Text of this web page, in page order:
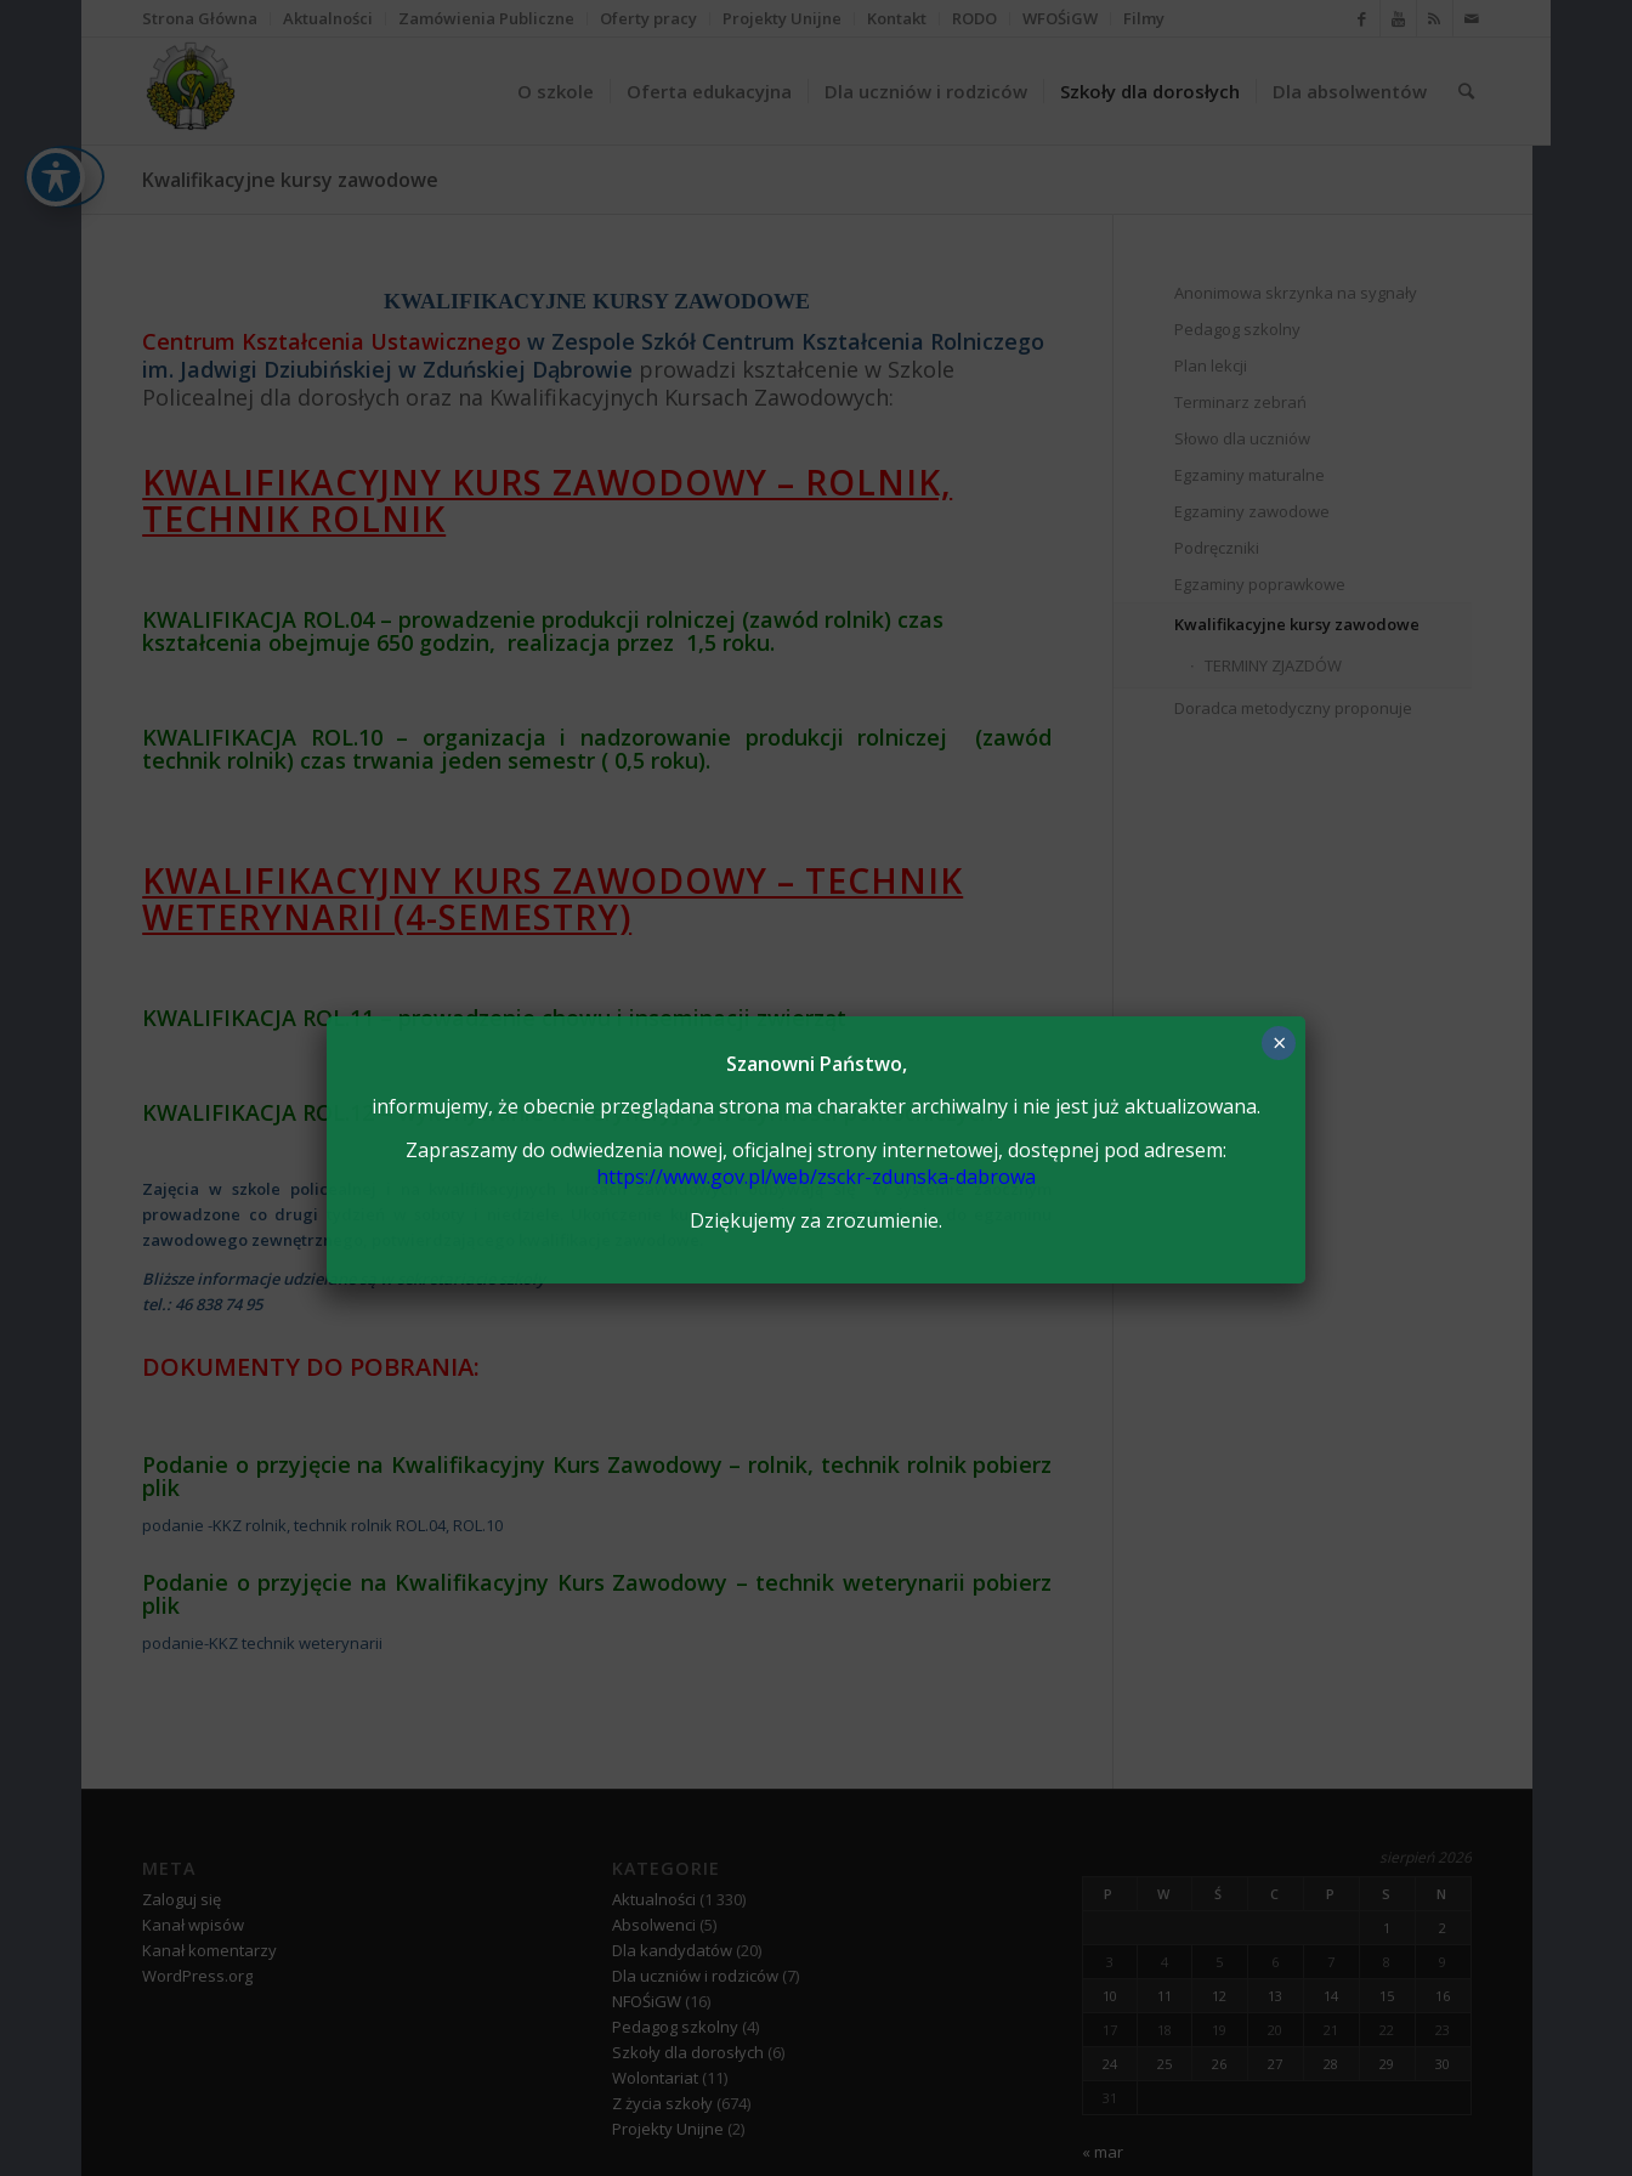
Strona Główna Aktualności Zamówienia Publiczne Oferty pracy Projekty Unijne Kontakt RODO WFOŚiGW Filmy
O szkole Oferta edukacyjna Dla uczniów i rodziców Szkoły dla dorosłych Dla absolwentów
Kwalifikacyjne kursy zawodowe
KWALIFIKACYJNE KURSY ZAWODOWE
Centrum Kształcenia Ustawicznego w Zespole Szkół Centrum Kształcenia Rolniczego
im. Jadwigi Dziubińskiej w Zduńskiej Dąbrowie prowadzi kształcenie w Szkole
Policealnej dla dorosłych oraz na Kwalifikacyjnych Kursach Zawodowych:
KWALIFIKACYJNY KURS ZAWODOWY – ROLNIK,
TECHNIK ROLNIK
KWALIFIKACJA ROL.04 – prowadzenie produkcji rolniczej (zawód rolnik) czas
kształcenia obejmuje 650 godzin, realizacja przez 1,5 roku.
KWALIFIKACJA ROL.10 – organizacja i nadzorowanie produkcji rolniczej (zawód
technik rolnik) czas trwania jeden semestr ( 0,5 roku).
KWALIFIKACYJNY KURS ZAWODOWY – TECHNIK
WETERYNARII (4-SEMESTRY)
KWALIFIKACJA ROL.11 – prowadzenie chowu i inseminacji zwierząt
KWALIFIKACJA ROL.12 – wykonywanie weterynaryjnych czynności pomocniczych
Zajęcia w szkole policealnej i na kwalifikacyjnych kursach zawodowych odbywają się w systemie zaocznym
prowadzone co drugi tydzień w soboty i niedziele. Ukończenie kursu uprawnia do przystąpienia do egzaminu
zawodowego zewnętrznego, potwierdzającego kwalifikacje zawodowe.
Bliższe informacje udzielane są w sekretariacie szkoły
tel.: 46 838 74 95
DOKUMENTY DO POBRANIA:
Podanie o przyjęcie na Kwalifikacyjny Kurs Zawodowy – rolnik, technik rolnik pobierz
plik
podanie -KKZ rolnik, technik rolnik ROL.04, ROL.10
Podanie o przyjęcie na Kwalifikacyjny Kurs Zawodowy – technik weterynarii pobierz
plik
podanie-KKZ technik weterynarii
Anonimowa skrzynka na sygnały
Pedagog szkolny
Plan lekcji
Terminarz zebrań
Słowo dla uczniów
Egzaminy maturalne
Egzaminy zawodowe
Podręczniki
Egzaminy poprawkowe
Kwalifikacyjne kursy zawodowe
TERMINY ZJAZDÓW
Doradca metodyczny proponuje
META
Zaloguj się
Kanał wpisów
Kanał komentarzy
WordPress.org
KATEGORIE
Aktualności (1 330)
Absolwenci (5)
Dla kandydatów(20)
Dla uczniów i rodziców(7)
NFOŚiGW(16)
Pedagog szkolny (4)
Szkoły dla dorosłych (6)
Wolontariat(11)
Z życia szkoły (674)
Projekty Unijne (2)
sierpień 2026
P W Ś C P S
N
1
2
3
4 5 6 7 8
9
10
11 12 13 14 15
16
17
18 19 20 21 22
23
24
25 26 27 28 29
30
31
« mar
Szanowni Państwo,
informujemy, że obecnie przeglądana strona ma charakter archiwalny i nie jest już aktualizowana.
Zapraszamy do odwiedzenia nowej, oficjalnej strony internetowej, dostępnej pod adresem:
https://www.gov.pl/web/zsckr-zdunska-dabrowa
Dziękujemy za zrozumienie.
×